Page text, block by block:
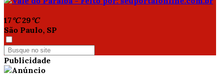
17°C 29°C
São Paulo, SP
Publicidade